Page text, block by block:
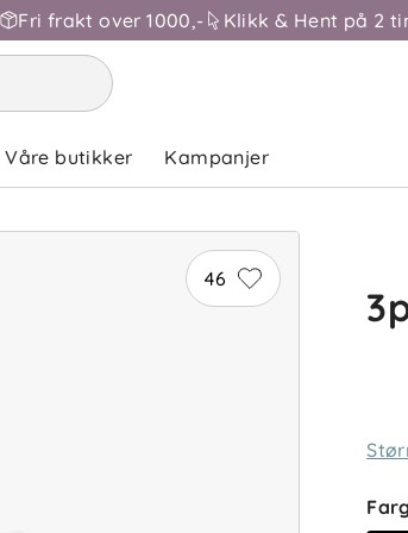
Fri frakt over 1000,- Klikk & Hent på 2
Våre butikker Kampanjer
46